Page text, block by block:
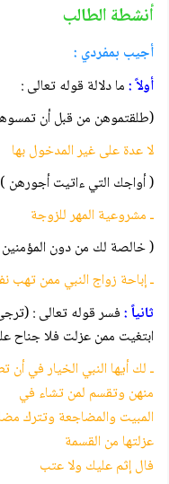
أنشطة الطالب
أجيب بمفردي :
أولاً :ما دلالة قوله تعالى :
(طلقتموهن من قبل أن
لا عدة على غير المدخول بها
( أواجك التي ءاتيت أجورهن )
ـ مشروعية المهر للزوجة
( خالصة لك من دون
ـ إباحة زواج النبي ممن تهب
ثانياً :فسر قوله تعالى :
ابتغيت ممن عزلت فلا جناح
ـ لك أيها النبي الخيار في
منهن وتقسم لمن تشاء في
المبيت والمضاجعة وتترك
عزلتها من القسمة
فال إثم عليك ولا عتب